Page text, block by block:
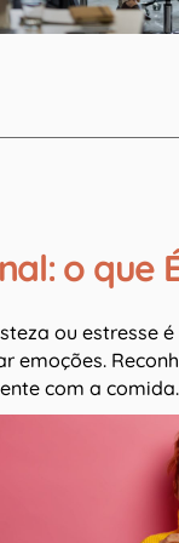
o que
ou estresse
emoções.
com a comida.